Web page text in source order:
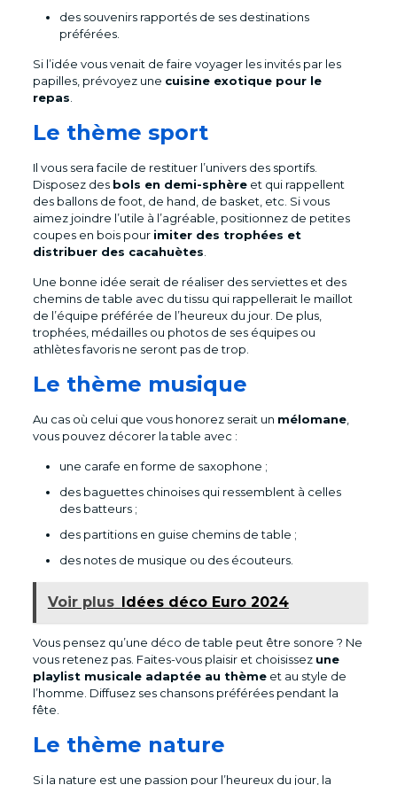
des souvenirs rapportés de ses destinations
préférées.
Si l’idée vous venait de faire voyager les invités par les
papilles, prévoyez une cuisine exotique pour le
repas
Le thème sport
Il vous sera facile de restituer l’univers des sportifs.
Disposez des bols en demi-sphèreet qui rappellent
des ballons de foot, de hand, de basket, etc. Si vous
aimez joindre l’utile à l’agréable, positionnez de petites
coupes en bois pour imiter des trophées et
distribuer des cacahuètes
Une bonne idée serait de réaliser des serviettes et des
chemins de table avec du tissu qui rappellerait le maillot
de l’équipe préférée de l’heureux du jour. De plus,
trophées, médailles ou photos de ses équipes ou
athlètes favoris ne seront pas de trop.
Le thème musique
Au cas où celui que vous honorez serait un mélomane,
vous pouvez décorer la table avec :
une carafe en forme de saxophone ;
des baguettes chinoises qui ressemblent à celles
des batteurs ;
des partitions en guise chemins de table ;
des notes de musique ou des écouteurs.
Voir plus Idées déco Euro 2024
Vous pensez qu’une déco de table peut être sonore ? Ne
vous retenez pas. Faites-vous plaisir et choisissez une
playlist musicale adaptée au thèmeet au style de
l’homme. Diffusez ses chansons préférées pendant la
fête.
Le thème nature
Si la nature est une passion pour l’heureux du jour, la